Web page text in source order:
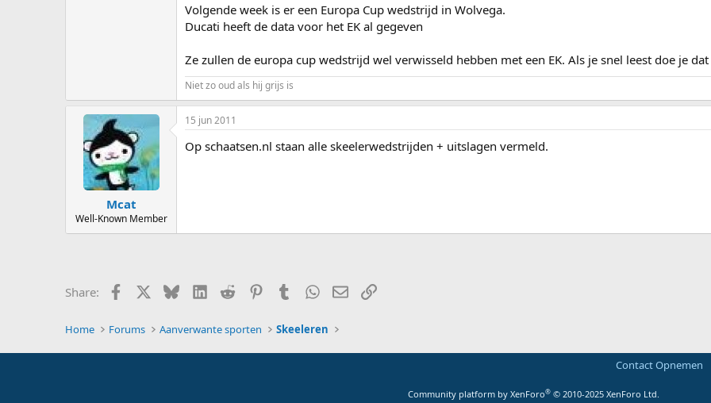
Volgende week is er een Europa Cup wedstrijd in Wolvega.
Ducati heeft de data voor het EK al gegeven
Ze zullen de europa cup wedstrijd wel verwisseld hebben met een EK. Als je snel leest doe je
Niet zo oud als hij grijs is
Mcat
Well-Known Member
15 jun 2011
Op schaatsen.nl staan alle skeelerwedstrijden + uitslagen vermeld.
Share: Facebook BlueskyLinkedIn
Reddit PinterestTumblrWhatsApp
E-mailLink
Home Forums Aanverwante sporten Skeeleren
Contact Opnemen
Community platform by XenForo® © 2010-2025 XenForo Ltd.